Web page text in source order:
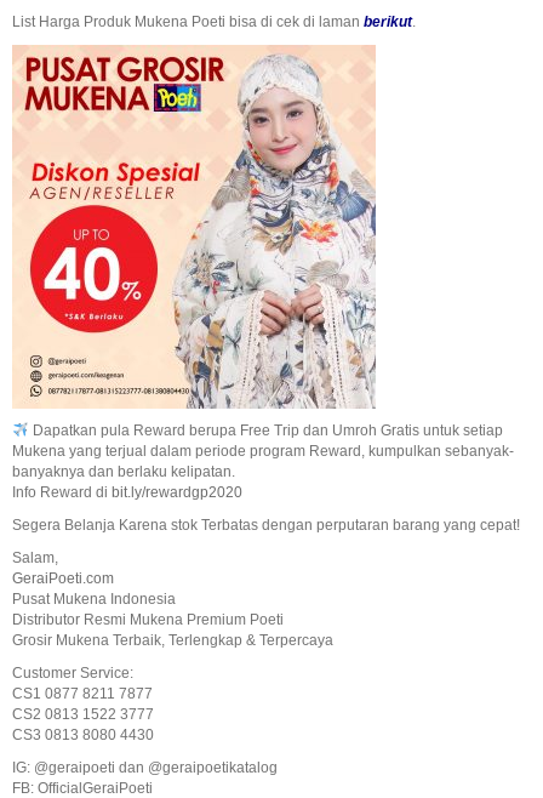
List Harga Produk Mukena Poeti bisa di cek di laman berikut.
Dapatkan pula Reward berupa Free Trip dan Umroh Gratis untuk setiap
Mukena yang terjual dalam periode program Reward, kumpulkan sebanyak-
banyaknya dan berlaku kelipatan.
Info Reward di bit.ly/rewardgp2020
Segera Belanja Karena stok Terbatas dengan perputaran barang yang cepat!
Salam,
GeraiPoeti.com
Pusat Mukena Indonesia
Distributor Resmi Mukena Premium Poeti
Grosir Mukena Terbaik, Terlengkap & Terpercaya
Customer Service:
CS1 0877 8211 7877
CS2 0813 1522 3777
CS3 0813 8080 4430
IG: @geraipoeti dan @geraipoetikatalog
FB: OfficialGeraiPoeti